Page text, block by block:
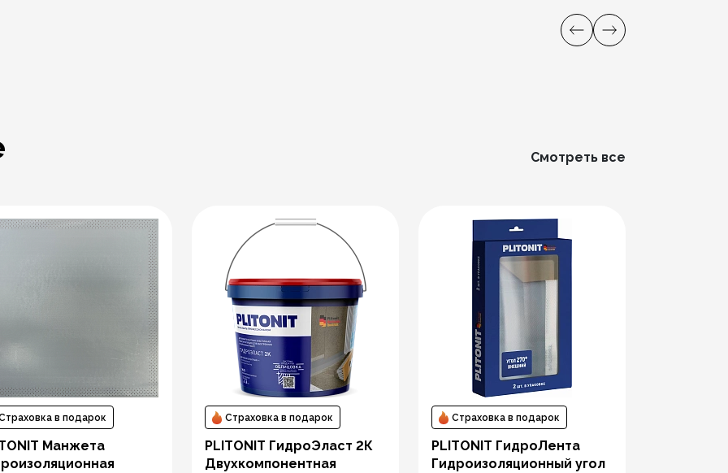
Смотреть все
в подарок
Манжета
Страховка в подарок
PLITONIT ГидроЭласт 2К
Двухкомпонентная
Страховка в подарок
PLITONIT ГидроЛента
Гидроизоляционный угол